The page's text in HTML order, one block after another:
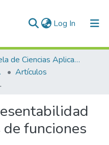
Log In (current)
Escuela de Ciencias Aplicadas e Ingeniería
Artículos
funciones